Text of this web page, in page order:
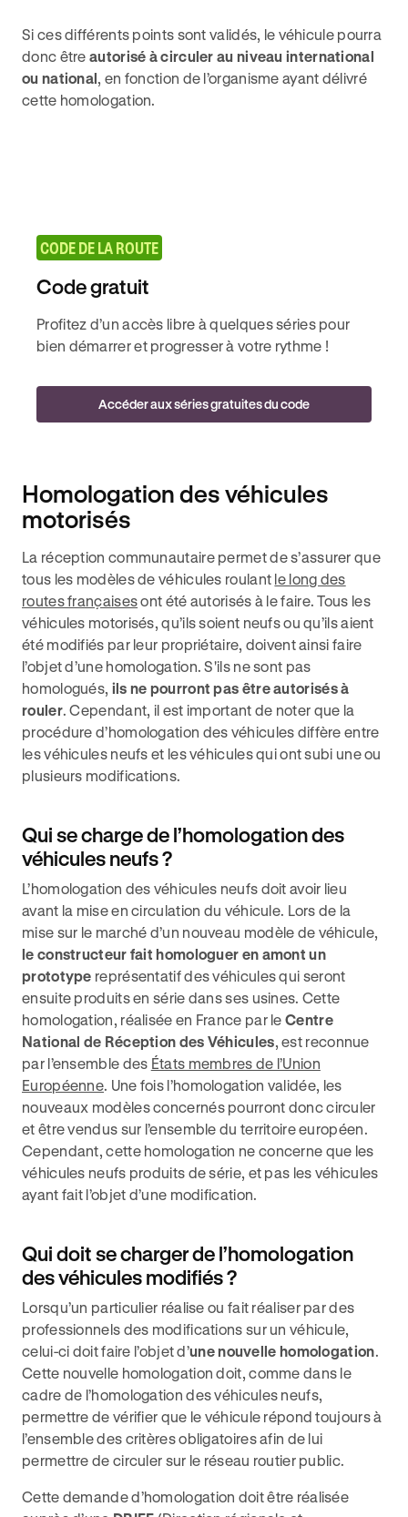
Si ces différents points sont validés, le véhicule pourra
donc être autorisé à circuler au niveau international
ou national, en fonction de l’organisme ayant délivré
cette homologation.
CODE DE LA ROUTE
Code gratuit
Profitez d’un accès libre à quelques séries pour
bien démarrer et progresser à votre rythme !
Accéder aux séries gratuites du code
Homologation des véhicules
motorisés
La réception communautaire permet de s’assurer que
tous les modèles de véhicules roulant le long des
routes françaisesont été autorisés à le faire. Tous les
véhicules motorisés, qu’ils soient neufs ou qu’ils aient
été modifiés par leur propriétaire, doivent ainsi faire
l’objet d’une homologation. S'ils ne sont pas
homologués, ils ne pourront pas être autorisés à
rouler. Cependant, il est important de noter que la
procédure d’homologation des véhicules diffère entre
les véhicules neufs et les véhicules qui ont subi une ou
plusieurs modifications.
Qui se charge de l’homologation des
véhicules neufs ?
L’homologation des véhicules neufs doit avoir lieu
avant la mise en circulation du véhicule. Lors de la
mise sur le marché d’un nouveau modèle de véhicule,
le constructeur fait homologuer en amont un
prototype représentatif des véhicules qui seront
ensuite produits en série dans ses usines. Cette
homologation, réalisée en France par le Centre
National de Réception des Véhicules, est reconnue
par l’ensemble des États membres de l’Union
Européenne. Une fois l’homologation validée, les
nouveaux modèles concernés pourront donc circuler
et être vendus sur l’ensemble du territoire européen.
Cependant, cette homologation ne concerne que les
véhicules neufs produits de série, et pas les véhicules
ayant fait l’objet d’une modification.
Qui doit se charger de l’homologation
des véhicules modifiés ?
Lorsqu’un particulier réalise ou fait réaliser par des
professionnels des modifications sur un véhicule,
celui-ci doit faire l’objet d’une nouvelle homologation.
Cette nouvelle homologation doit, comme dans le
cadre de l’homologation des véhicules neufs,
permettre de vérifier que le véhicule répond toujours à
l’ensemble des critères obligatoires afin de lui
permettre de circuler sur le réseau routier public.
Cette demande d’homologation doit être réalisée